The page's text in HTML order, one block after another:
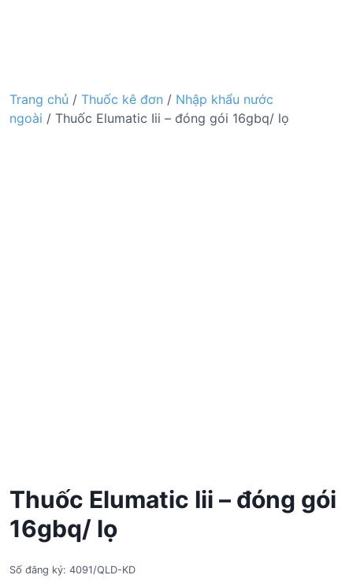
Trang chủ / Thuốc kê đơn / Nhập khẩu nước
ngoài / Thuốc Elumatic Iii – đóng gói 16gbq/ lọ
Thuốc Elumatic Iii – đóng gói
16gbq/ lọ
Số đăng ký: 4091/QLD-KD